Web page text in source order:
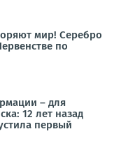
мир! Серебро
по
– для
12 лет назад
первый